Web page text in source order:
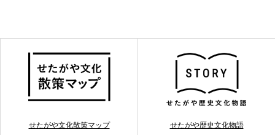
せたがや文化散策マップ せたがや歴史文化物語